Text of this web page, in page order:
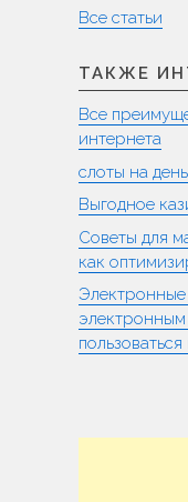
Все статьи
ТАКЖЕ
Все
интернета
слоты на
Выгодное
Советы для
как
Электронные